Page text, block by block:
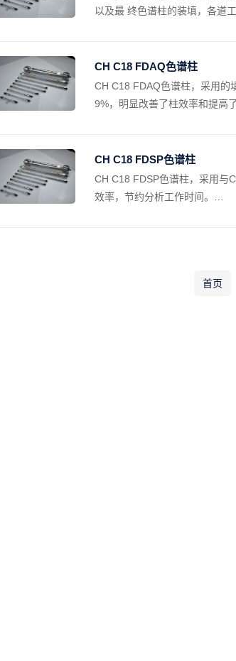
以及最 终色谱柱的装填，各道
CH C18 FDAQ色谱柱
CH C18 FDAQ⾊谱柱，采⽤的
9%，明显改善了柱效率和提高
及柱效更高。更由于我们高超
之一。
CH C18 FDSP色谱柱
CH C18 FDSP色谱柱，采用与
效率，节约分析工作时间。
首页